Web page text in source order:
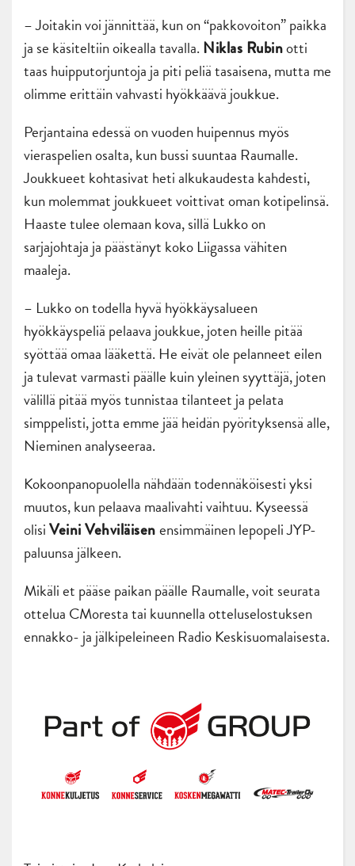
– Joitakin voi jännittää, kun on “pakkovoiton” paikka
ja se käsiteltiin oikealla tavalla. Niklas Rubinotti
taas huipputorjuntoja ja piti peliä tasaisena, mutta me
olimme erittäin vahvasti hyökkäävä joukkue.
Perjantaina edessä on vuoden huipennus myös
vieraspelien osalta, kun bussi suuntaa Raumalle.
Joukkueet kohtasivat heti alkukaudesta kahdesti,
kun molemmat joukkueet voittivat oman kotipelinsä.
Haaste tulee olemaan kova, sillä Lukko on
sarjajohtaja ja päästänyt koko Liigassa vähiten
maaleja.
– Lukko on todella hyvä hyökkäysalueen
hyökkäyspeliä pelaava joukkue, joten heille pitää
syöttää omaa lääkettä. He eivät ole pelanneet eilen
ja tulevat varmasti päälle kuin yleinen syyttäjä, joten
välillä pitää myös tunnistaa tilanteet ja pelata
simppelisti, jotta emme jää heidän pyörityksensä alle,
Nieminen analyseeraa.
Kokoonpanopuolella nähdään todennäköisesti yksi
muutos, kun pelaava maalivahti vaihtuu. Kyseessä
olisiVeini Vehviläisenensimmäinen lepopeli JYP-
paluunsa jälkeen.
Mikäli et pääse paikan päälle Raumalle, voit seurata
ottelua CMoresta tai kuunnella otteluselostuksen
ennakko- ja jälkipeleineen Radio Keskisuomalaisesta.